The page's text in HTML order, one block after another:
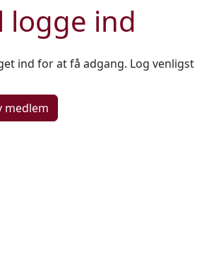
logge ind
ind for at få adgang. Log